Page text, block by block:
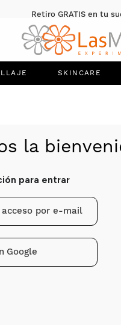
Retiro GRATIS en tu
SKINCARE
acceso por e-mail
Google